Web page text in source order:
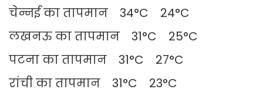
चेन्नई का तापमान 34°C 24°C
लखनऊ का तापमान 31°C 25°C
पटना का तापमान 31°C 27°C
रांची का तापमान 31°C 23°C